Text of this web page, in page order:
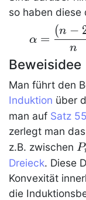
- 2) \cdot
180^\circ
so haben diese
\alpha =
\dfrac{(n
- 2)}{n}
180^\circ
α =
n
(n −
Beweisidee
Man führt den
Induktion über
man auf Satz
zerlegt man das
z.B. zwischen P
Dreieck. Diese
Konvexität
die